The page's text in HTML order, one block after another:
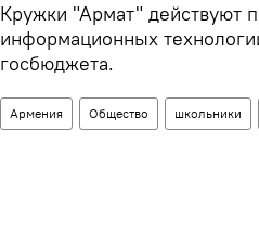
Кружки "Армат" действуют
информационных
госбюджета.
Армения Общество школьники